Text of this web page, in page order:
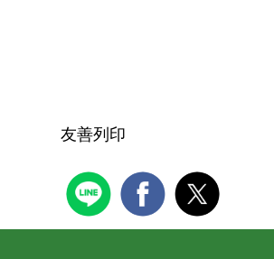
友善列印